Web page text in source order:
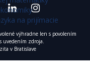
na prijímacie
výhradne len s povolením
uvedením zdroja.
v Bratislave